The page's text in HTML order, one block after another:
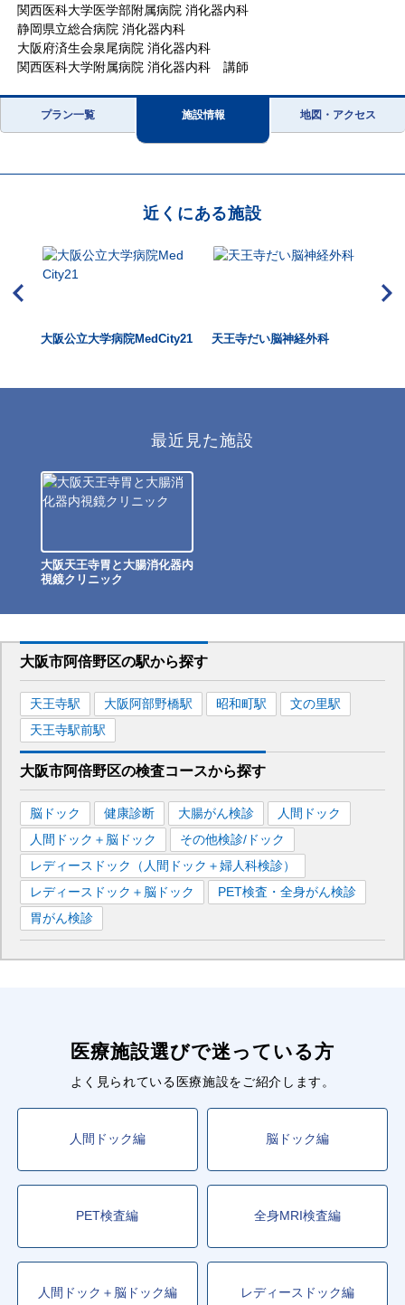
関西医科大学医学部附属病院 消化器内科
静岡県立総合病院 消化器内科
大阪府済生会泉尾病院 消化器内科
関西医科大学附属病院 消化器内科 講師
プラン一覧 施設情報 地図・アクセス
近くにある施設
大阪公立大学病院MedCity21 天王寺だい脳神経外科
最近見た施設
大阪天王寺胃と大腸消化器内
視鏡クリニック
大阪市阿倍野区の駅から探す
天王寺駅 大阪阿部野橋駅 昭和町駅 文の里駅
天王寺駅前駅
大阪市阿倍野区の検査コースから探す
脳ドック 健康診断 大腸がん検診
人間ドック
人間ドック＋脳ドック
その他検診/ドック
レディースドック（人間ドック＋婦人科検診）
レディースドック＋脳ドック
PET検査・全身がん検診
胃がん検診
医療施設選びで迷っている方
よく見られている医療施設をご紹介します。
人間ドック編 脳ドック編
PET検査編 全身MRI検査編
人間ドック＋脳ドック編 レディースドック編